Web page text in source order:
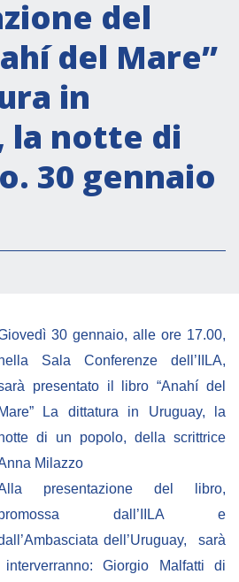
scientifica
America Latina e Caraibi
dell’uguaglianza di
economico
del
del Mare”
in
la notte di
30 gennaio
30 gennaio, alle ore 17.00,
Sala Conferenze dell’IILA,
presentato i l libro “Anahí del
Mare” La dittatura in Uruguay, la
di un popolo, della scrittrice
Milazzo
presentazione del libro,
dall’IILA e
dell’Uruguay, sarà
interverranno: Giorgio Malfatti di